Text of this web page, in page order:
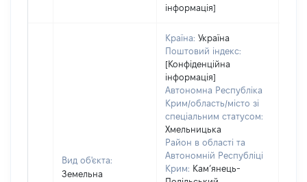
інформація]
Вид об'єкта:
Земельна
Країна: Україна
Поштовий індекс:
[Конфіденційна
інформація]
Автономна Республіка
Крим/область/місто зі
спеціальним статусом:
Хмельницька
Район в області та
Автономній Республіці
Крим: Кам’янець-